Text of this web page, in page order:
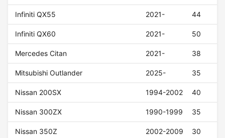
Infiniti QX55 2021- 44
Infiniti QX60 2021- 50
Mercedes Citan 2021- 38
Mitsubishi Outlander 2025- 35
Nissan 200SX 1994-2002 40
Nissan 300ZX 1990-1999 35
Nissan 350Z 2002-2009 30